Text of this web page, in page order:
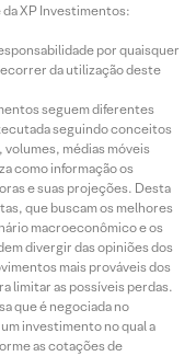
XP Investimentos:
por quaisquer
da utilização deste
seguem diferentes
seguindo conceitos
médias móveis
como informação os
e suas projeções. Desta
que buscam os melhores
macroeconômico e os
divergir das opiniões dos
mais prováveis dos
limitar as possíveis perdas.
que é negociada no
investimento no qual a
as cotações de